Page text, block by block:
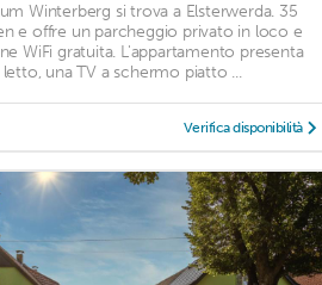
Winterberg si trova a Elsterwerda. 35
e offre un parcheggio privato in loco e
WiFi gratuita. L'appartamento presenta
una TV a schermo piatto ...
Verifica disponibilità